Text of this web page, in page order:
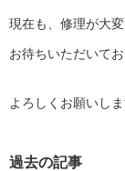
現在も、修理が大
お待ちいただいてお
よろしくお願いしま
過去の記事